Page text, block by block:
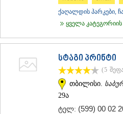
ქაღალდის პარკები,
ყველა კატეგორიის
სტაგი პრინტი
(5
თბილისი.
29ა
ტელ: (599) 00 02